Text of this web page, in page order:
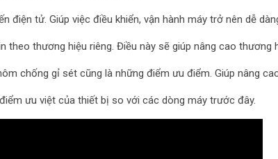
điện tử. Giúp việc điều khiển, vận hành máy trở nên dễ
theo thương hiệu riêng. Điều này sẽ giúp nâng cao thương
chống gỉ sét cũng là những điểm ưu điểm. Giúp nâng
ưu việt của thiết bị so với các dòng máy trước đây.